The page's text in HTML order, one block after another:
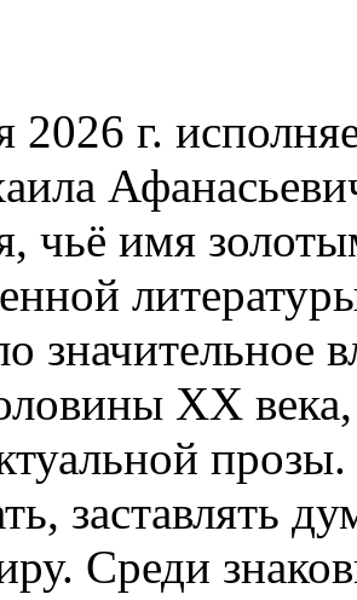
2026 г.
чьё имя
значительное
XX
заставлять
Среди